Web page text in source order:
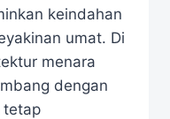
keindahan
umat. Di
menara
dengan
tetap